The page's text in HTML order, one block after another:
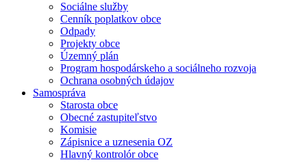
Sociálne služby
Cenník poplatkov obce
Odpady
Projekty obce
Územný plán
Program hospodárskeho a sociálneho rozvoja
Ochrana osobných údajov
Samospráva
Starosta obce
Obecné zastupiteľstvo
Komisie
Zápisnice a uznesenia OZ
Hlavný kontrolór obce